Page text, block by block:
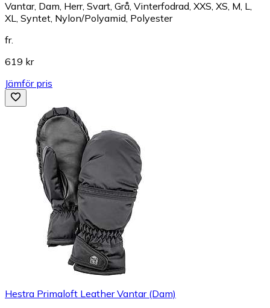
Vantar, Dam, Herr, Svart, Grå, Vinterfodrad, XXS, XS, M, L,
XL, Syntet, Nylon/Polyamid, Polyester
fr.
619 kr
Jämför pris
Hestra Primaloft Leather Vantar (Dam)